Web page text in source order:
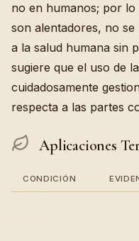
no en humanos; por
son alentadores, no
a la salud humana sin
sugiere que el uso de
cuidadosamente
respecta a las partes
Aplicaciones
CONDICIÓN